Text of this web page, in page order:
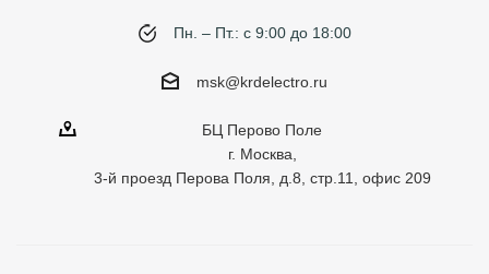
Пн. – Пт.: с 9:00 до 18:00
msk@krdelectro.ru
БЦ Перово Поле
г. Москва,
3-й проезд Перова Поля, д.8, стр.11, офис 209